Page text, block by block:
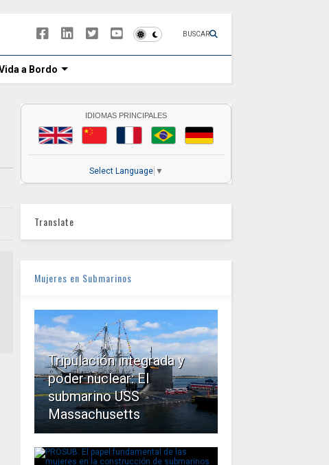
BUSCAR
a Bordo
IDIOMAS PRINCIPALES
Select Language ▼
Translate
Mujeres en Submarinos
Tripulación integrada y
poder nuclear: El
submarino USS
Massachusetts